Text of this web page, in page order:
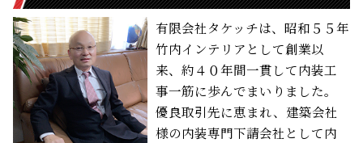
有限会社タケッチは、昭和５５年
竹内インテリアとして創業以
来、約４０年間一貫して内装工
事一筋に歩んでまいりました。
優良取引先に恵まれ、建築会社
様の内装専門下請会社として内